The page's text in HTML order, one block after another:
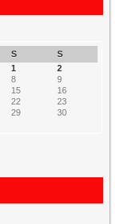
S
S
1
2
8
9
15
16
22
23
29
30